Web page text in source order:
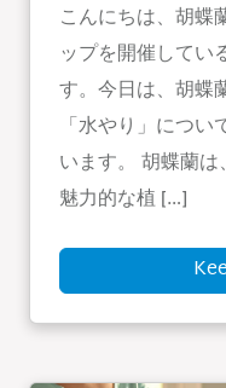
こんにちは、胡蝶
ップを開催してい
す。今日は、胡蝶
「水やり」につ
います。 胡蝶蘭
魅力的な植 […]